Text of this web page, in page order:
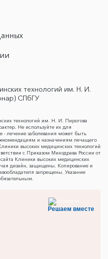
технологий им. Н. И.
СПбГУ
технологий им. Н. И. Пирогова
Не используйте их для
- лечение заболевания может быть
и назначениям лечащего
высоких медицинских технологий
с Приказом Минздрава России от
Клиники высоких медицинских
дизайн, защищены. Копирование и
запрещены. Указание
Решаем вместе